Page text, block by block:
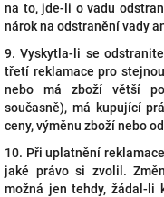
na to, jde-li o vadu
nárok na odstranění vady
9. Vyskytla-li se
třetí reklamace pro
nebo má zboží větší
současně), má kupující
ceny, výměnu zboží nebo
10. Při uplatnění
jaké právo si zvolil.
možná jen tehdy, žádal-li